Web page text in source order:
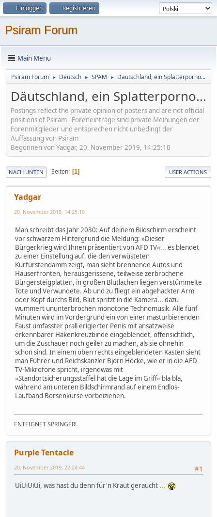
Einloggen Registrieren
Psiram Forum
Main Menu
Psiram Forum ► Deutsch ► SPAM ► Däutschland, ein Splatterporno...
Däutschland, ein Splatterporno...
Postings reflect the private opinion of posters and are not official
positions of Psiram - Foreneinträge sind private Meinungen der
Forenmitglieder und entsprechen nicht unbedingt der
Auffassung von Psiram
Begonnen von Yadgar, 20. November 2019, 14:25:10
NACH UNTEN Seiten 1 USER ACTIONS
Yadgar
20. November 2019, 14:25:10
Man schreibt das Jahr 2030: Auf deinem Bildschirm erscheint
vor schwarzem Hintergrund die Meldung: »Dieser
Bürgerkrieg wird Ihnen präsentiert von AFD TV«... es blendet
zu einer Einstellung auf, die den verwüsteten
Kurfürstendamm zeigt, man sieht brennende Autos und
Häuserfronten, herausgerissene, teilweise zerbrochene
Bürgersteigplatten, in großen Blutlachen liegen verstümmelte
Tote und Verwundete. Ab und zu fliegt ein abgehackter Arm
oder Kopf durchs Bild, Blut spritzt in die Kamera... dazu
wummert ununterbrochen monotone Technomusik. Alle fünf
Minuten wird im Vordergrund ein von einer masturbierenden
Faust umfasster prall erigierter Penis mit ansatzweise
erkennbarer Hakenkreuzbinde eingeblendet, offensichtlich,
um die Zuschauer noch geiler zu machen, als sie ohnehin
schon sind. In einem oben rechts eingeblendeten Kasten sieht
man Führer und Reichskanzler Björn Höcke, wie er in die AFD
TV-Mikrofone spricht, irgendwas mit
»Standortsicherungsstaffel hat die Lage im Griff« bla bla,
während am unteren Bildschirmrand auf einem Endlos-
Laufband Börsenkurse vorbeiziehen.
ENTEIGNET SPRINGER!
Purple Tentacle
#1
20. November 2019, 22:24:44
UiUiUiUi, was hast du denn für'n Kraut geraucht ...